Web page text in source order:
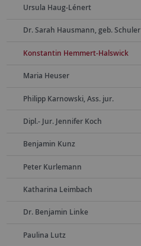
Ursula Haug-Lénert
Dr. Sarah Hausmann, geb. Schuler
Konstantin Hemmert-Halswick
Maria Heuser
Philipp Karnowski, Ass. jur.
Dipl.- Jur. Jennifer Koch
Benjamin Kunz
Peter Kurlemann
Katharina Leimbach
Dr. Benjamin Linke
Paulina Lutz